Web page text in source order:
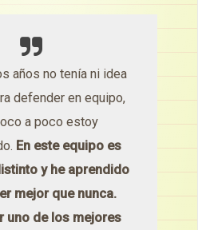
años no tenía ni idea
defender en equipo,
a poco estoy
En este equipo es
y he aprendido
mejor que nunca.
uno de los mejores